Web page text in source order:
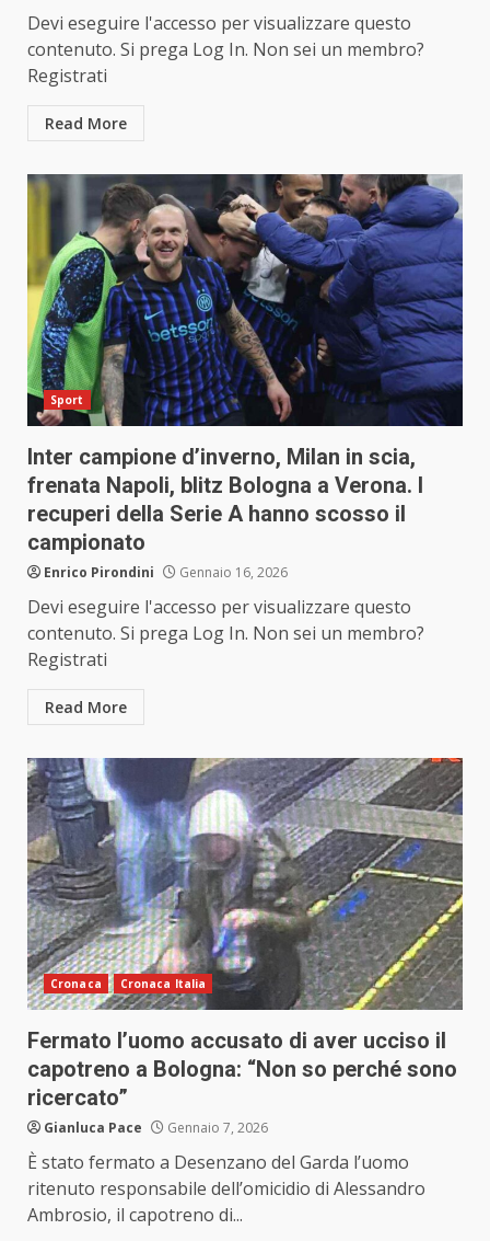
Devi eseguire l'accesso per visualizzare questo
contenuto. Si prega Log In. Non sei un membro?
Registrati
Read More
Sport
Inter campione d’inverno, Milan in scia,
frenata Napoli, blitz Bologna a Verona. I
recuperi della Serie A hanno scosso il
campionato
Enrico Pirondini Gennaio 16, 2026
Devi eseguire l'accesso per visualizzare questo
contenuto. Si prega Log In. Non sei un membro?
Registrati
Read More
Cronaca Cronaca Italia
Fermato l’uomo accusato di aver ucciso il
capotreno a Bologna: “Non so perché sono
ricercato”
Gianluca Pace Gennaio 7, 2026
È stato fermato a Desenzano del Garda l’uomo
ritenuto responsabile dell’omicidio di Alessandro
Ambrosio, il capotreno di...